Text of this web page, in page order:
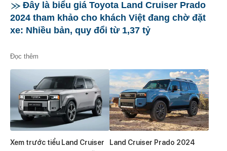
Đây là biểu giá Toyota Land Cruiser Prado
2024 tham khảo cho khách Việt đang chờ đặt
xe: Nhiều bản, quy đổi từ 1,37 tỷ
Đọc thêm
Xem trước tiểu Land Cruiser
Land Cruiser Prado 2024